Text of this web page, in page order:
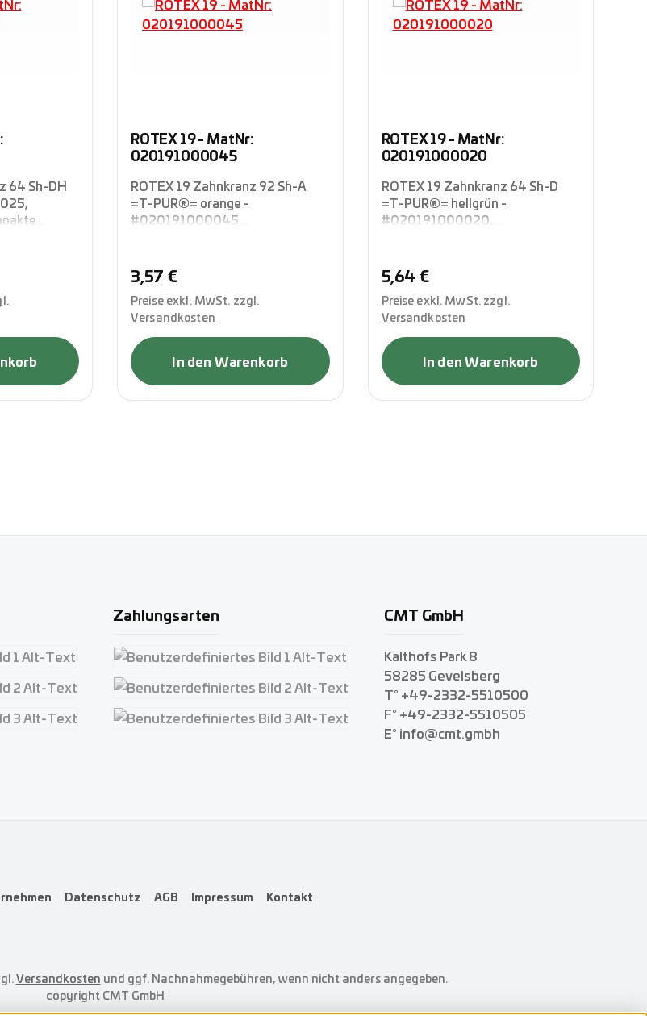
64 Sh-DH
ROTEX 19 - MatNr:
020191000045
ROTEX 19 Zahnkranz 92 Sh-A
=T-PUR®= orange -
#020191000045,
Standard, Welle-Welle-
Verbindung, KTR
Regulärer Preis:
3,57 €
Preise exkl. MwSt. zzgl.
Versandkosten
In den Warenkorb
ROTEX 19 - MatNr:
020191000020
ROTEX 19 Zahnkranz 64 Sh-D
=T-PUR®= hellgrün -
#020191000020,
Standard, Welle-Welle-
Verbindung, KTR
Regulärer Preis:
5,64 €
Preise exkl. MwSt. zzgl.
Versandkosten
In den Warenkorb
Zahlungsarten
Benutzerdefiniertes Bild 1
Benutzerdefiniertes Bild 2
CMT GmbH
Kalthofs Park 8
58285 Gevelsberg
T° +49-2332-5510500
F° +49-2332-5510505
E° info@cmt.gmbh
Datenschutz AGB Impressum Kontakt
Versandkosten und ggf. Nachnahmegebühren, wenn nicht anders angegeben.
copyright CMT GmbH